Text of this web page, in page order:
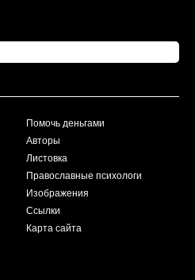
Помочь деньгами
Авторы
Листовка
Православные психологи
Изображения
Ссылки
Карта сайта